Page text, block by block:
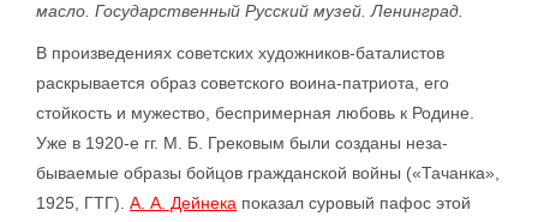
масло. Государственный Русский музей. Ленинград.
В произведениях советских художников-баталистов
раскрывается образ советского воина-патриота, его
стойкость и мужество, беспримерная любовь к Родине.
Уже в 1920-е гг. М. Б. Грековым были созданы неза­
бываемые образы бойцов гражданской войны («Тачанка»,
1925, ГТГ). А. А. Дейнека показал суровый пафос этой